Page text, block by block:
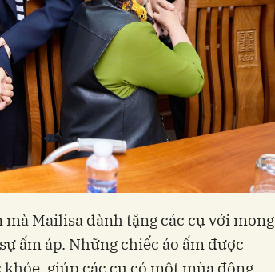
Mailisa dành tặng các cụ với mong
ấm áp. Những chiếc áo ấm được
giúp các cụ có một mùa đông